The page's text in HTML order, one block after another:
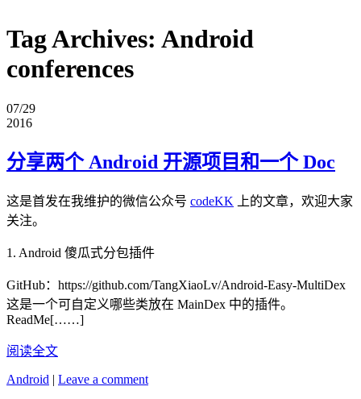
Tag Archives: Android
conferences
07/29
2016
分享两个 Android 开源项目和一个 Doc
这是首发在我维护的微信公众号 codeKK 上的文章，欢迎大家
关注。
1. Android 傻瓜式分包插件
GitHub：https://github.com/TangXiaoLv/Android-Easy-MultiDex
这是一个可自定义哪些类放在 MainDex 中的插件。
ReadMe[……]
阅读全文
Android | Leave a comment